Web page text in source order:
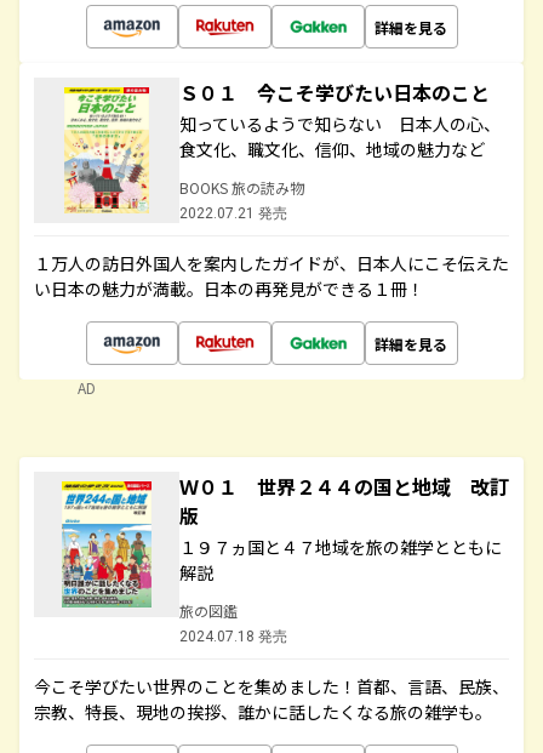
詳細を見る
Ｓ０１ 今こそ学びたい日本のこと
知っているようで知らない 日本人の心、
食文化、職文化、信仰、地域の魅力など
BOOKS 旅の読み物
2022.07.21 発売
１万人の訪日外国人を案内したガイドが、日本人にこそ伝えた
い日本の魅力が満載。日本の再発見ができる１冊！
詳細を見る
AD
Ｗ０１ 世界２４４の国と地域 改訂
版
１９７ヵ国と４７地域を旅の雑学とともに
解説
旅の図鑑
2024.07.18 発売
今こそ学びたい世界のことを集めました！首都、言語、民族、
宗教、特長、現地の挨拶、誰かに話したくなる旅の雑学も。